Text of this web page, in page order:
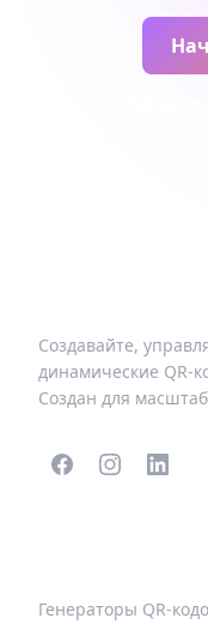
Создавайте,
динамические QR-
Создан для
Генераторы QR-